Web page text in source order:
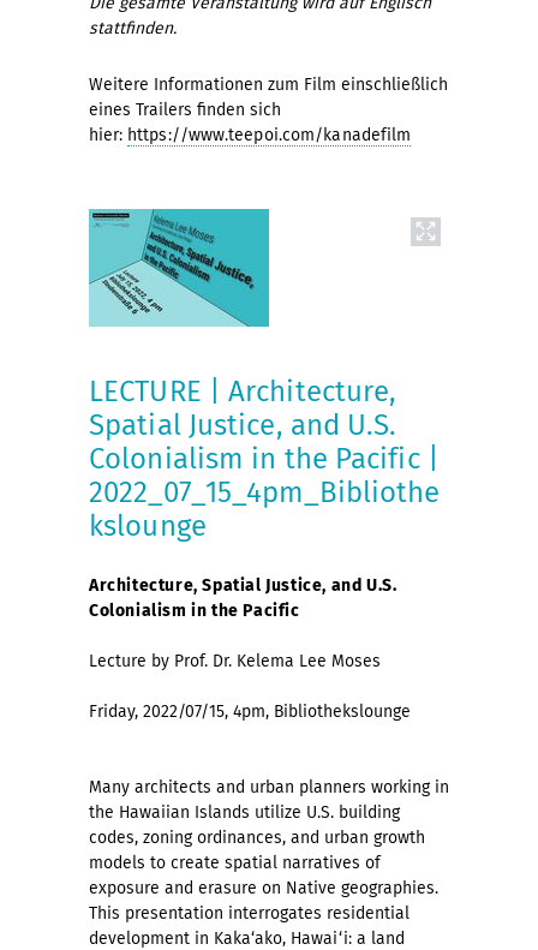
stattfinden.
Weitere Informationen zum Film einschließlich
eines Trailers finden sich
hier: https://www.teepoi.com/kanadefilm
LECTURE | Architecture,
Spatial Justice, and U.S.
Colonialism in the Pacific |
2022_07_15_4pm_Bibliothe
kslounge
Architecture, Spatial Justice, and U.S.
Colonialism in the Pacific
Lecture by Prof. Dr. Kelema Lee Moses
Friday, 2022/07/15, 4pm, Bibliothekslounge
Many architects and urban planners working in
the Hawaiian Islands utilize U.S. building
codes, zoning ordinances, and urban growth
models to create spatial narratives of
exposure and erasure on Native geographies.
This presentation interrogates residential
development in Kaka‘ako, Hawai‘i: a land